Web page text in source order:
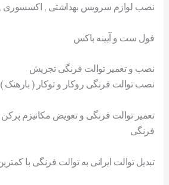
نصب لوازم سرویس بهداشتی , اکسسوری ,
فول ست و آیینه باکس
نصب و تعمیر توالت فرنگی تجریش
نصب توالت فرنگی روکار و توکار ( بارهنک )
تعمیر توالت فرنگی و تعویض مکانیزم پرکن
فرنگی
تبدیل توالت ایرانی به توالت فرنگی با